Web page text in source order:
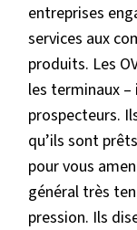
entreprises
services aux
produits. Les
les terminaux
prospecteurs.
qu’ils sont
pour vous
général très
pression. Ils